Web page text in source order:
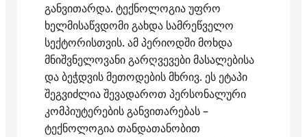
განვითარდა. ტექნოლოგია უფრო
ხელმისაწვდომი გახდა სამრეწველო
სექტორისთვის. ამ პერიოდში მოხდა
მნიშვნელოვანი გარღვევები მასალებისა
და ბეჭდვის მეთოდების მხრივ. ეს ეტაპი
შეგვიძლია შევადაროთ პერსონალური
კომპიუტერების განვითარებას –
ტექნოლოგია თანდათანობით